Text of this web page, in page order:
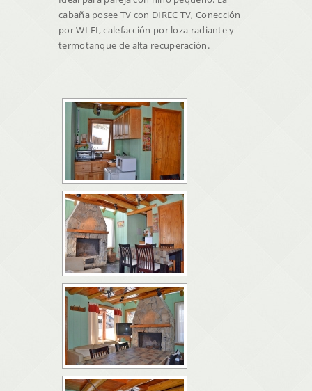
cabaña posee TV con DIREC TV, Conección
por WI-FI, calefacción por loza radiante y
termotanque de alta recuperación.